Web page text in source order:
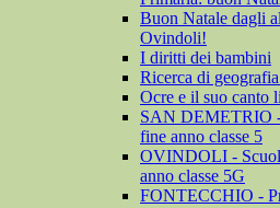
Buon Natale dagli
Ovindoli!
I diritti dei bambini
Ricerca di
Ocre e il suo canto
SAN DEMETRIO
fine anno classe 5
OVINDOLI -
anno classe 5G
FONTECCHIO -